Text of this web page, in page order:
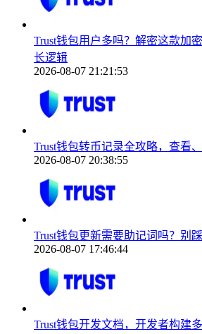
Trust钱包用户多吗？解密这款加
长逻辑
2026-08-07 21:21:53
Trust钱包转币记录全攻略，查看
2026-08-07 20:38:55
Trust钱包更新需要助记词吗？别
2026-08-07 17:46:44
Trust钱包开发文档，开发者构建